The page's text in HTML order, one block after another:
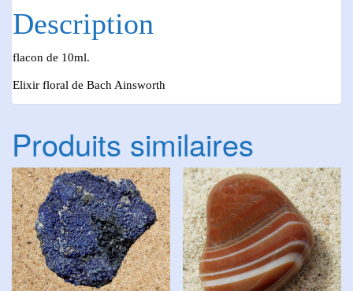
Description
flacon de 10ml.
Elixir floral de Bach Ainsworth
Produits similaires